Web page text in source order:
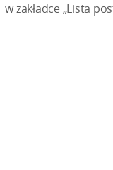
w zakładce „Lista